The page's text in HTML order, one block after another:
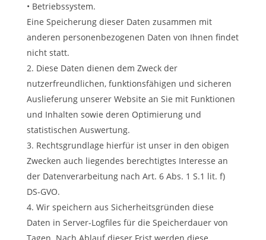
• Betriebssystem.
Eine Speicherung dieser Daten zusammen mit
anderen personenbezogenen Daten von Ihnen findet
nicht statt.
Diese Daten dienen dem Zweck der
nutzerfreundlichen, funktionsfähigen und sicheren
Auslieferung unserer Website an Sie mit Funktionen
und Inhalten sowie deren Optimierung und
statistischen Auswertung.
Rechtsgrundlage hierfür ist unser in den obigen
Zwecken auch liegendes berechtigtes Interesse an
der Datenverarbeitung nach Art. 6 Abs. 1 S.1 lit. f)
DS-GVO.
Wir speichern aus Sicherheitsgründen diese
Daten in Server-Logfiles für die Speicherdauer von